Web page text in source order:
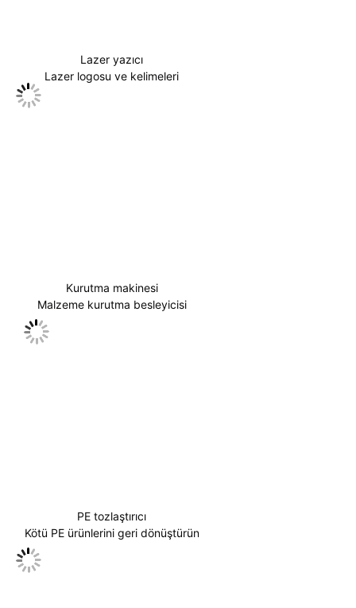
Lazer yazıcı
Lazer logosu ve kelimeleri
Kurutma makinesi
Malzeme kurutma besleyicisi
PE tozlaştırıcı
Kötü PE ürünlerini geri dönüştürün